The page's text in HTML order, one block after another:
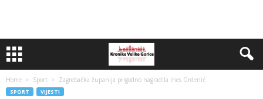
Home Sport Zagrebačka županija prigodno nagradila Ines Grdenić
SPORT VIJESTI